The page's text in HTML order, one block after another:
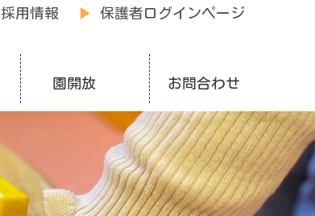
採用情報 ▶ 保護者ログインページ
園開放 お問合わせ